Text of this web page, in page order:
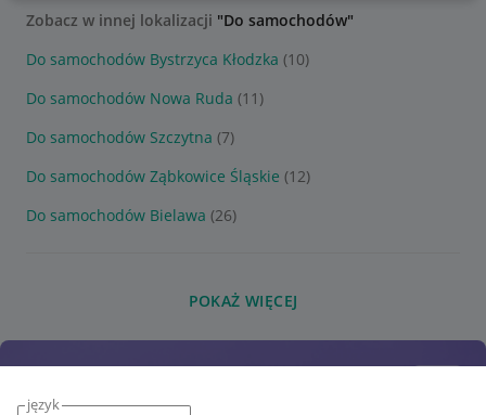
język
Zobacz w innej lokalizacji "Do samochodów"
Do samochodów Bystrzyca Kłodzka (10)
Do samochodów Nowa Ruda (11)
Do samochodów Szczytna (7)
Do samochodów Ząbkowice Śląskie (12)
Do samochodów Bielawa (26)
POKAŻ WIĘCEJ